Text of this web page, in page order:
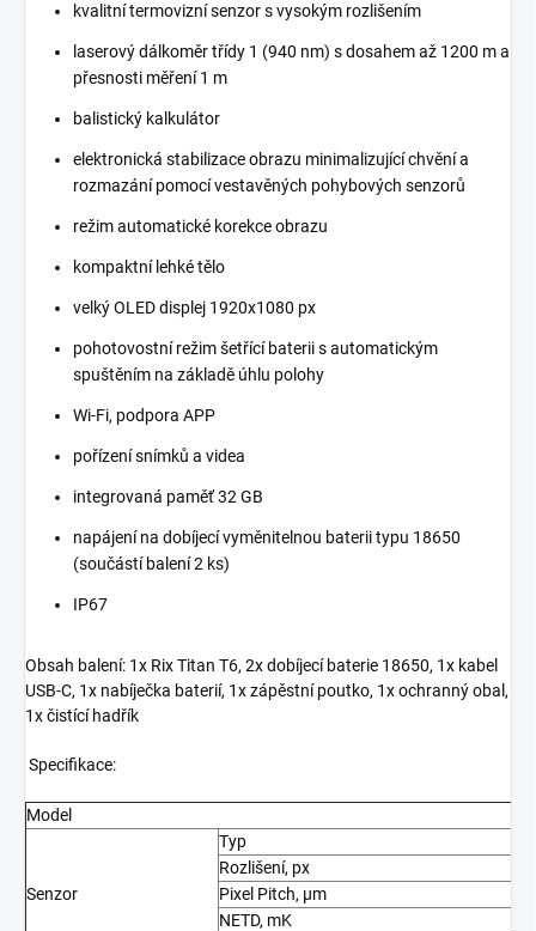
kvalitní termovizní senzor s vysokým rozlišením
laserový dálkoměr třídy 1 (940 nm) s dosahem až 1200 m a
přesnosti měření 1 m
balistický kalkulátor
elektronická stabilizace obrazu minimalizující chvění a
rozmazání pomocí vestavěných pohybových senzorů
režim automatické korekce obrazu
kompaktní lehké tělo
velký OLED displej 1920x1080 px
pohotovostní režim šetřící baterii s automatickým
spuštěním na základě úhlu polohy
Wi-Fi, podpora APP
pořízení snímků a videa
integrovaná paměť 32 GB
napájení na dobíjecí vyměnitelnou baterii typu 18650
(součástí balení 2 ks)
IP67
Obsah balení: 1x Rix Titan T6, 2x dobíjecí baterie 18650, 1x kabel
USB-C, 1x nabíječka baterií, 1x zápěstní poutko, 1x ochranný obal,
1x čistící hadřík
Specifikace:
Model
Senzor
Typ
Rozlišení, px
Pixel Pitch, µm
NETD, mK